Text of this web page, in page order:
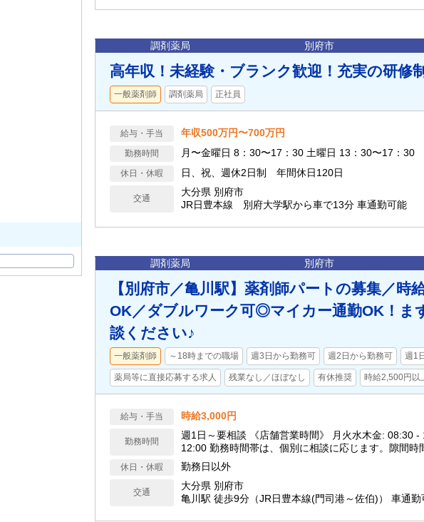
調剤薬局 別府市
高年収！未経験・ブランク歓迎！充実の研修
一般薬剤師 調剤薬局 正社員
給与・手当 年収500万円〜700万円
勤務時間 月〜金曜日 8：30〜17：30 土曜日 13：30〜17：30
休日・休暇 日、祝、週休2日制 年間休日120日
交通
大分県 別府市
JR日豊本線 別府大学駅から車で13分 車通勤可能
調剤薬局 別府市
【別府市／亀川駅】薬剤師パートの募集／時
OK／ダブルワーク可◎マイカー通勤OK！ま
談ください♪
一般薬剤師 ～18時までの職場 週3日から勤務可 週2日から勤務可 週1
薬局等に直接応募する求人 残業なし／ほぼなし 有休推奨 時給2,500円以
給与・手当 時給3,000円
勤務時間
週1日～要相談 《店舗営業時間》 月火水木金: 08:30 -
12:00 勤務時間帯は、個別に相談に応じます。隙間時
OK
休日・休暇 勤務日以外
交通
大分県 別府市
亀川駅 徒歩9分（JR日豊本線(門司港～佐伯)） 車通勤